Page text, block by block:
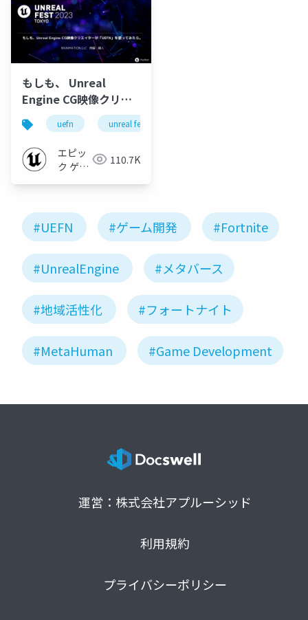
もしも、 Unreal
Engine CG映像クリエ
イターが「UEFN」を使
ってみたら。
【UNREAL FEST 2023
TOKYO】
uefn unreal fest
エピッ
ク ゲー
110.7K
#UEFN #ゲーム開発 #Fortnite
#UnrealEngine #メタバース
#地域活性化 #フォートナイト
#MetaHuman #Game Development
運営：株式会社アプルーシッド
利用規約
プライバシーポリシー